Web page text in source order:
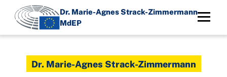
Direkt
zum
Dr. Marie-Agnes Strack-Zimmermann
MdEP
Dr. Marie-Agnes Strack-Zimmermann